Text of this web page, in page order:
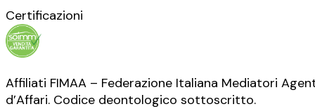
Certificazioni
Affiliati FIMAA – Federazione Italiana Mediatori
d’Affari. Codice deontologico sottoscritto.